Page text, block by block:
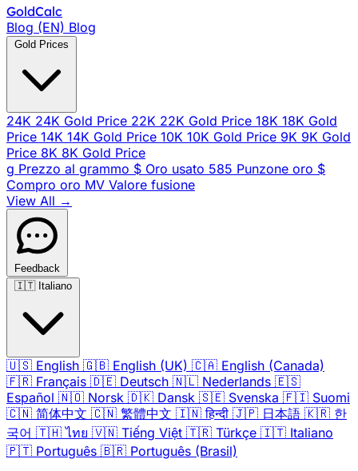
GoldCalc
Blog (EN) Blog
Gold Prices
24K 24K Gold Price 22K 22K Gold Price 18K 18K Gold
Price 14K 14K Gold Price 10K 10K Gold Price 9K 9K Gold
Price 8K 8K Gold Price
g Prezzo al grammo $ Oro usato 585 Punzone oro $
Compro oro MV Valore fusione
View All →
Feedback
🇮🇹 Italiano
🇺🇸 English 🇬🇧 English (UK) 🇨🇦 English (Canada)
🇫🇷 Français 🇩🇪 Deutsch 🇳🇱 Nederlands 🇪🇸
Español 🇳🇴 Norsk 🇩🇰 Dansk 🇸🇪 Svenska 🇫🇮 Suomi
🇨🇳 简体中文 🇨🇳 繁體中文 🇮🇳 हिन्दी 🇯🇵 日本語 🇰🇷 한
국어 🇹🇭 ไทย 🇻🇳 Tiếng Việt 🇹🇷 Türkçe 🇮🇹 Italiano
🇵🇹 Português 🇧🇷 Português (Brasil)